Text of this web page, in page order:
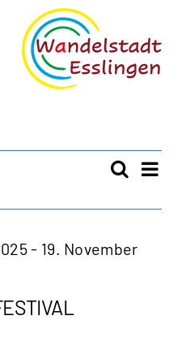
und
Suche
Tag
- 19. November